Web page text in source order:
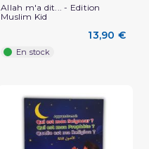
Allah m'a dit... - Edition
Muslim Kid
13,90 €
En stock